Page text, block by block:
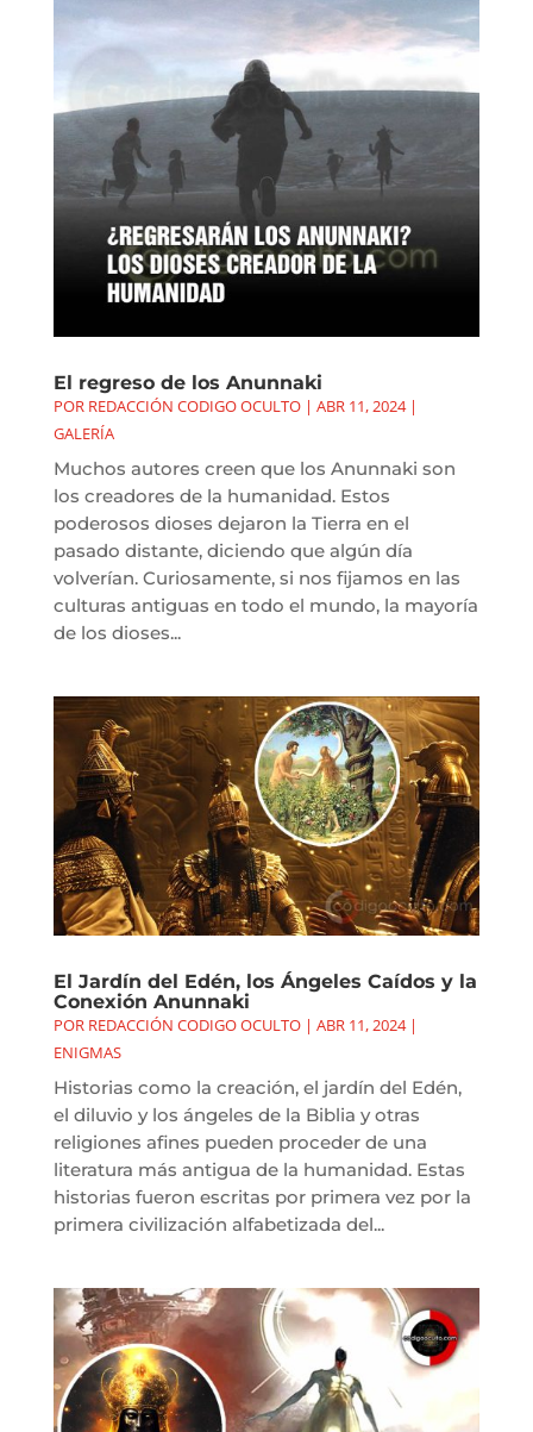
El regreso de los Anunnaki
POR REDACCIÓN CODIGO OCULTO| ABR 11, 2024|
GALERÍA
Muchos autores creen que los Anunnaki son
los creadores de la humanidad. Estos
poderosos dioses dejaron la Tierra en el
pasado distante, diciendo que algún día
volverían. Curiosamente, si nos fijamos en las
culturas antiguas en todo el mundo, la mayoría
de los dioses...
El Jardín del Edén, los Ángeles Caídos y la
Conexión Anunnaki
POR REDACCIÓN CODIGO OCULTO| ABR 11, 2024|
ENIGMAS
Historias como la creación, el jardín del Edén,
el diluvio y los ángeles de la Biblia y otras
religiones afines pueden proceder de una
literatura más antigua de la humanidad. Estas
historias fueron escritas por primera vez por la
primera civilización alfabetizada del...